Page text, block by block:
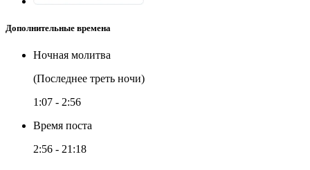
Дополнительные времена
Ночная молитва
(Последнее треть ночи)
1:07 - 2:56
Время поста
2:56 - 21:18